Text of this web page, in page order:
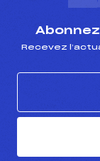
Recevez